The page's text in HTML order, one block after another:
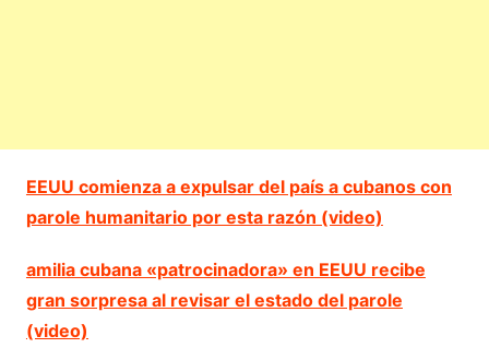
EEUU comienza a expulsar del país a cubanos con
parole humanitario por esta razón (video)
amilia cubana «patrocinadora» en EEUU recibe
gran sorpresa al revisar el estado del parole
(video)